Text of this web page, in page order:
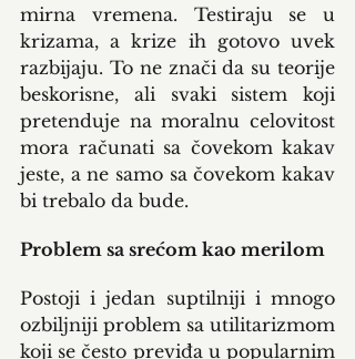
mirna vremena. Testiraju se u
krizama, a krize ih gotovo uvek
razbijaju. To ne znači da su teorije
beskorisne, ali svaki sistem koji
pretenduje na moralnu celovitost
mora računati sa čovekom kakav
jeste, a ne samo sa čovekom kakav
bi trebalo da bude.
Problem sa srećom kao merilom
Postoji i jedan suptilniji i mnogo
ozbiljniji problem sa utilitarizmom
koji se često previđa u popularnim